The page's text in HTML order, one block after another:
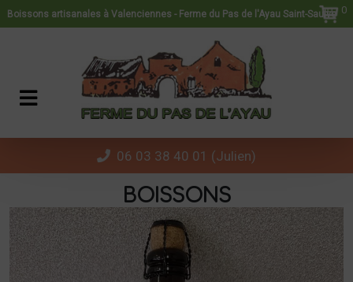
Boissons artisanales à Valenciennes - Ferme du Pas de l'Ayau Saint-Saulve 0
06 03 38 40 01 (Julien)
BOISSONS
Panneau de gestion des cookies